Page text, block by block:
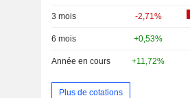
3 mois -2,71%
6 mois +0,53%
Année en cours +11,72%
Plus de cotations